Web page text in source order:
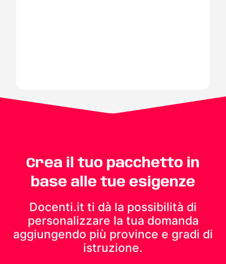
Crea il tuo pacchetto in
base alle tue esigenze
Docenti.it ti dà la possibilità di
personalizzare la tua domanda
aggiungendo più province e gradi di
istruzione.